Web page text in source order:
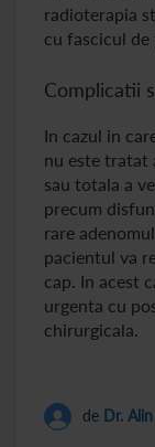
radioterapia
cu fascicul
Complicatii
In cazul in
nu este tratat
sau totala a
precum
rare
pacientul va
cap. In acest
urgenta cu
chirurgicala.
de Dr.